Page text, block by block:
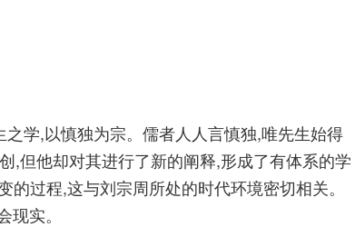
学,以慎独为宗。儒者人人言慎独,唯先生始得
,但他却对其进行了新的阐释,形成了有体系的学
过程,这与刘宗周所处的时代环境密切相关。
实。